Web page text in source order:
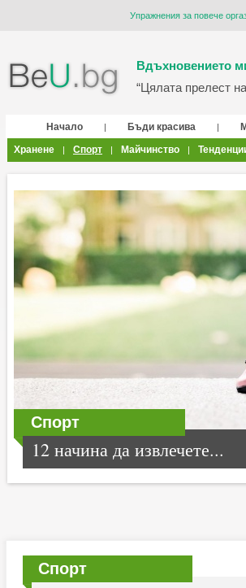
Упражнения за повече
Вдъхновението
“Цялата прелест
Начало | Бъди красива |
Хранене
| Спорт | Майчинство |
Спорт
12 начина да извлечете...
Спорт